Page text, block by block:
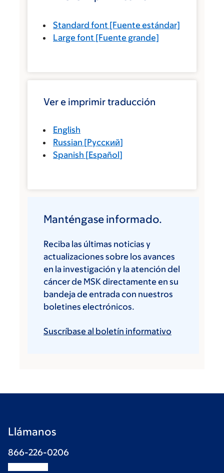
Standard font [Fuente estándar]
Large font [Fuente grande]
Ver e imprimir traducción
English
Russian [Русский]
Spanish [Español]
Manténgase informado.
Reciba las últimas noticias y
actualizaciones sobre los avances
en la investigación y la atención del
cáncer de MSK directamente en su
bandeja de entrada con nuestros
boletines electrónicos.
Suscríbase al boletín informativo
Llámanos
866-226-0206